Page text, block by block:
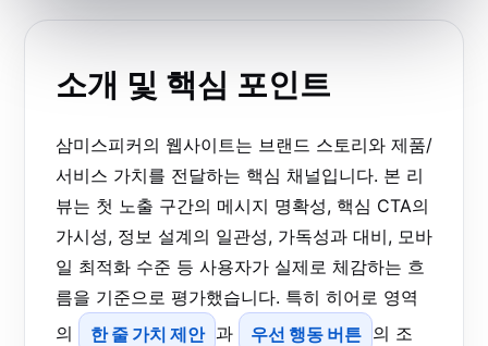
소개 및 핵심 포인트
삼미스피커의 웹사이트는 브랜드 스토리와 제품/
서비스 가치를 전달하는 핵심 채널입니다. 본 리
뷰는 첫 노출 구간의 메시지 명확성, 핵심 CTA의
가시성, 정보 설계의 일관성, 가독성과 대비, 모바
일 최적화 수준 등 사용자가 실제로 체감하는 흐
름을 기준으로 평가했습니다. 특히 히어로 영역
의
한 줄 가치 제안 과 우선 행동 버튼 의 조